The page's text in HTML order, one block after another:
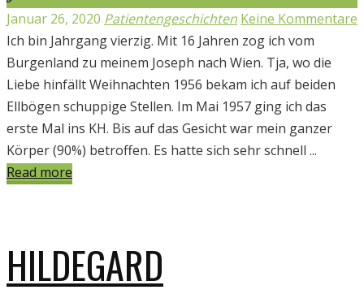
Januar 26, 2020 Patientengeschichten Keine Kommentare
Ich bin Jahrgang vierzig. Mit 16 Jahren zog ich vom
Burgenland zu meinem Joseph nach Wien. Tja, wo die
Liebe hinfällt Weihnachten 1956 bekam ich auf beiden
Ellbögen schuppige Stellen. Im Mai 1957 ging ich das
erste Mal ins KH. Bis auf das Gesicht war mein ganzer
Körper (90%) betroffen. Es hatte sich sehr schnell ...
Read more
HILDEGARD